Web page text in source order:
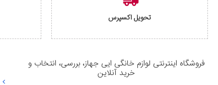
تحویل اکسپرس
فروشگاه اینترنتی لوازم خانگی ایی جهاز، بررسی، انتخاب و
خرید آنلاین